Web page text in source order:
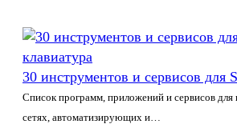
30 инструментов и сервисов для
Список программ, приложений и сервисов
сетях, автоматизирующих и…